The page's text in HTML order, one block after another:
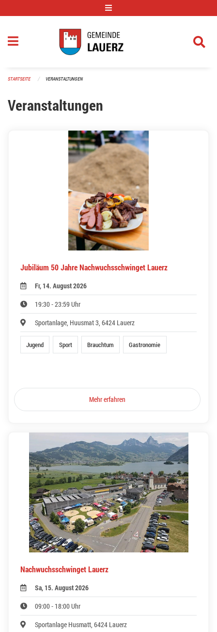
STARTSEITE VERANSTALTUNGEN
Veranstaltungen
Jubiläum 50 Jahre Nachwuchsschwinget Lauerz
Fr, 14. August 2026
19:30 - 23:59 Uhr
Sportanlage, Huusmat 3, 6424 Lauerz
Jugend Sport Brauchtum Gastronomie
Mehr erfahren
Nachwuchsschwinget Lauerz
Sa, 15. August 2026
09:00 - 18:00 Uhr
Sportanlage Husmatt, 6424 Lauerz